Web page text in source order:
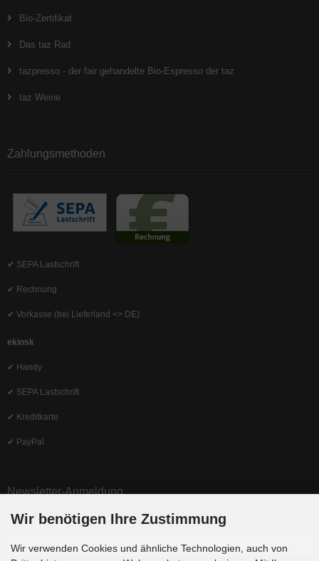
Bio-Zertifikat
Das taz Rad
tazpresso - der fair gehandelte Bio-Espresso der taz
taz Weine
Zahlungsmethoden
✔ SEPA Lastschrift
✔ Rechnung
✔ Vorkasse (bei Lieferland <> DE)
ekiosk
✔ Handy
✔ SEPA Lastschrift
✔ Kreditkarte
✔ PayPal
Newsletter-Anmeldung
E-Mail-Adresse:
Wir benötigen Ihre Zustimmung
Wir verwenden Cookies und ähnliche Technologien, auch von